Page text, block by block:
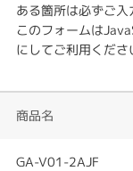
ある箇所は必ずご入
このフォームは
にしてご利用くださ
商品名
GA-V01-2AJF